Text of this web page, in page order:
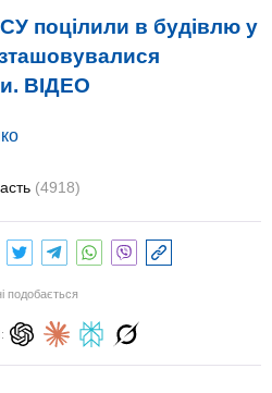
поцілили в будівлю у
ВIДЕО
(4918)
подобається